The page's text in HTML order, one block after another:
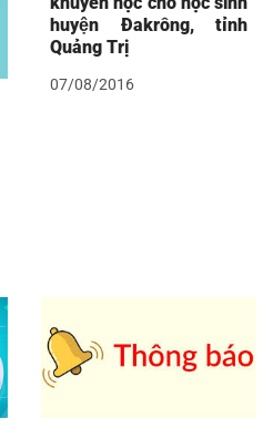
huyện Đakrông, tỉnh
Quảng Trị
07/08/2016